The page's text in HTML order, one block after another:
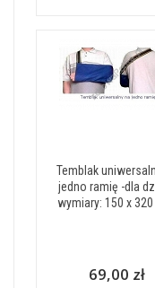
Temblak
jedno ramię -dla
wymiary: 150 x
69,00 zł